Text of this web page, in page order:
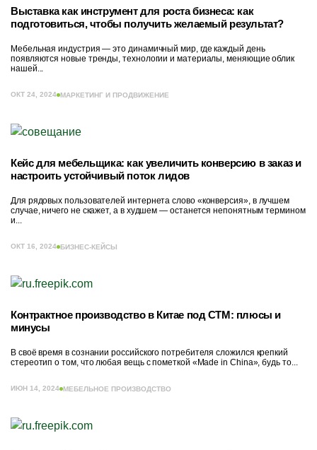
Выставка как инструмент для роста бизнеса: как
подготовиться, чтобы получить желаемый результат?
Мебельная индустрия — это динамичный мир, где каждый день
появляются новые тренды, технологии и материалы, меняющие облик
нашей...
ОКТ 24, 2024 МАРКЕТИНГ И ПРОДВИЖЕНИЕ
Кейс для мебельщика: как увеличить конверсию в заказ и
настроить устойчивый поток лидов
Для рядовых пользователей интернета слово «конверсия», в лучшем
случае, ничего не скажет, а в худшем — останется непонятным термином
и...
ОКТ 16, 2024 БИЗНЕС-КЕЙСЫ
Контрактное производство в Китае под СТМ: плюсы и
минусы
В своё время в сознании российского потребителя сложился крепкий
стереотип о том, что любая вещь с пометкой «Made in China», будь то...
ИЮН 14, 2024 МЕБЕЛЬНОЕ ПРОИЗВОДСТВО